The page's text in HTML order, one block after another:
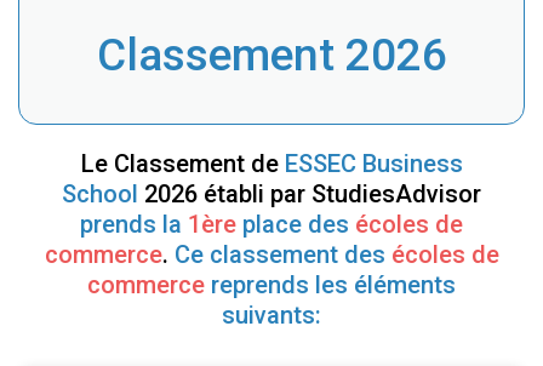
Classement 2026
Le Classement de ESSEC Business
School 2026 établi par StudiesAdvisor
prends la 1ère place des écoles de
commerce. Ce classement des écoles de
commerce reprends les éléments
suivants: